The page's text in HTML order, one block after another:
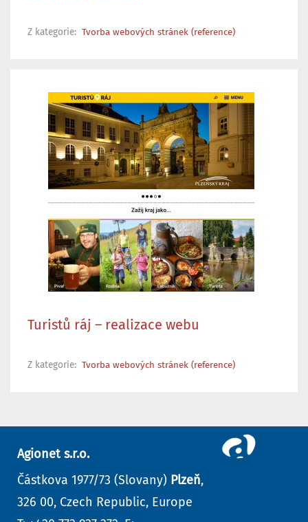
Z kategorie: Tvorba webových stránek (reference)
Turistů ráj – realizace webu
Z kategorie: Tvorba webových stránek (reference)
Agionet s.r.o.
Částkova 1977/73 (Slovany) Plzeň,
326 00, Czech Republic, Europe